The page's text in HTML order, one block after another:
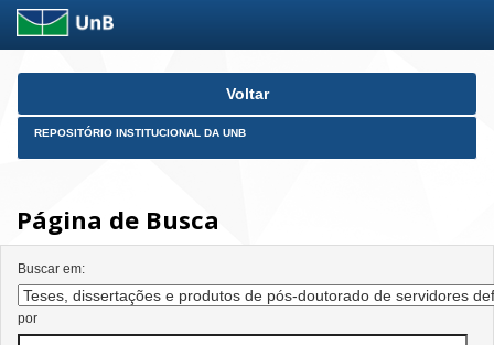
Skip
Voltar
REPOSITÓRIO INSTITUCIONAL DA UNB
Página de Busca
Buscar em:
por